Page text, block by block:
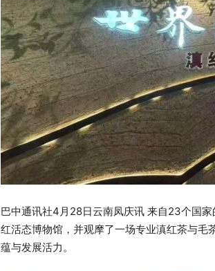
巴中通讯社4月28日云南凤庆讯 来自23个国
红活态博物馆，并观摩了一场专业滇红茶与
蕴与发展活力。